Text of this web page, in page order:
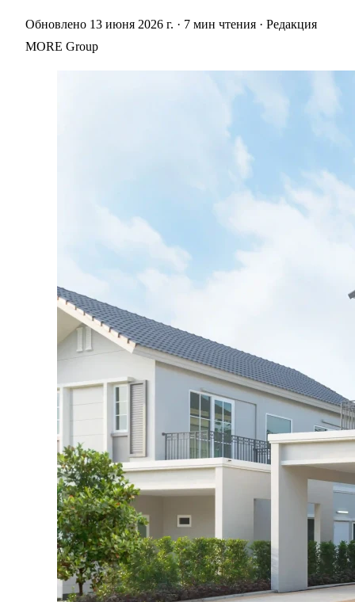
Обновлено 13 июня 2026 г. · 7 мин чтения · Редакция
MORE Group